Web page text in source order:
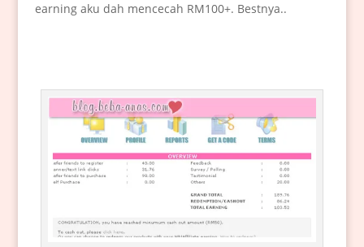
earning aku dah mencecah RM100+. Bestnya..